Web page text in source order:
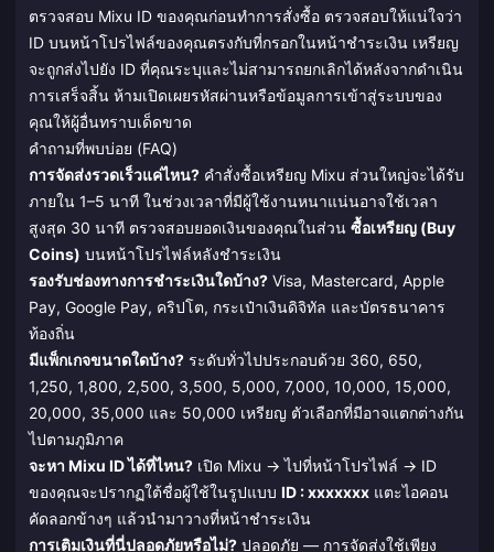
ตรวจสอบ Mixu ID ของคุณก่อนทำการสั่งซื้อ ตรวจสอบให้แน่ใจว่า
ID บนหน้าโปรไฟล์ของคุณตรงกับที่กรอกในหน้าชำระเงิน เหรียญ
จะถูกส่งไปยัง ID ที่คุณระบุและไม่สามารถยกเลิกได้หลังจากดำเนิน
การเสร็จสิ้น ห้ามเปิดเผยรหัสผ่านหรือข้อมูลการเข้าสู่ระบบของ
คุณให้ผู้อื่นทราบเด็ดขาด
คำถามที่พบบ่อย (FAQ)
การจัดส่งรวดเร็วแค่ไหน? คำสั่งซื้อเหรียญ Mixu ส่วนใหญ่จะได้รับ
ภายใน 1–5 นาที ในช่วงเวลาที่มีผู้ใช้งานหนาแน่นอาจใช้เวลา
สูงสุด 30 นาที ตรวจสอบยอดเงินของคุณในส่วน ซื้อเหรียญ (Buy
Coins) บนหน้าโปรไฟล์หลังชำระเงิน
รองรับช่องทางการชำระเงินใดบ้าง? Visa, Mastercard, Apple
Pay, Google Pay, คริปโต, กระเป๋าเงินดิจิทัล และบัตรธนาคาร
ท้องถิ่น
มีแพ็กเกจขนาดใดบ้าง? ระดับทั่วไปประกอบด้วย 360, 650,
1,250, 1,800, 2,500, 3,500, 5,000, 7,000, 10,000, 15,000,
20,000, 35,000 และ 50,000 เหรียญ ตัวเลือกที่มีอาจแตกต่างกัน
ไปตามภูมิภาค
จะหา Mixu ID ได้ที่ไหน? เปิด Mixu → ไปที่หน้าโปรไฟล์ → ID
ของคุณจะปรากฏใต้ชื่อผู้ใช้ในรูปแบบ ID : xxxxxxx แตะไอคอน
คัดลอกข้างๆ แล้วนำมาวางที่หน้าชำระเงิน
การเติมเงินที่นี่ปลอดภัยหรือไม่? ปลอดภัย — การจัดส่งใช้เพียง